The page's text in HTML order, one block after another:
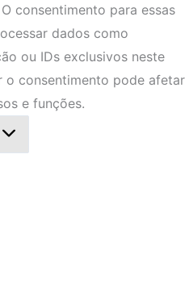
consentimento para essas
dados como
ou IDs exclusivos neste
o consentimento pode afetar
e funções.